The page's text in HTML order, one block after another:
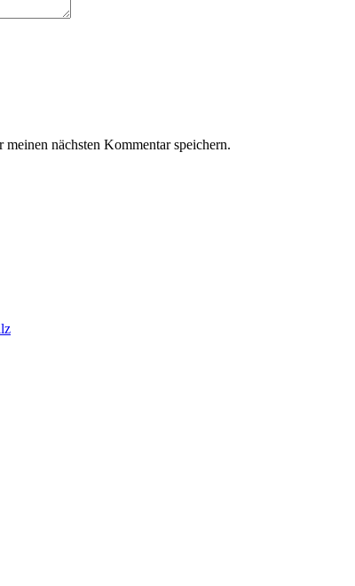
nächsten Kommentar speichern.